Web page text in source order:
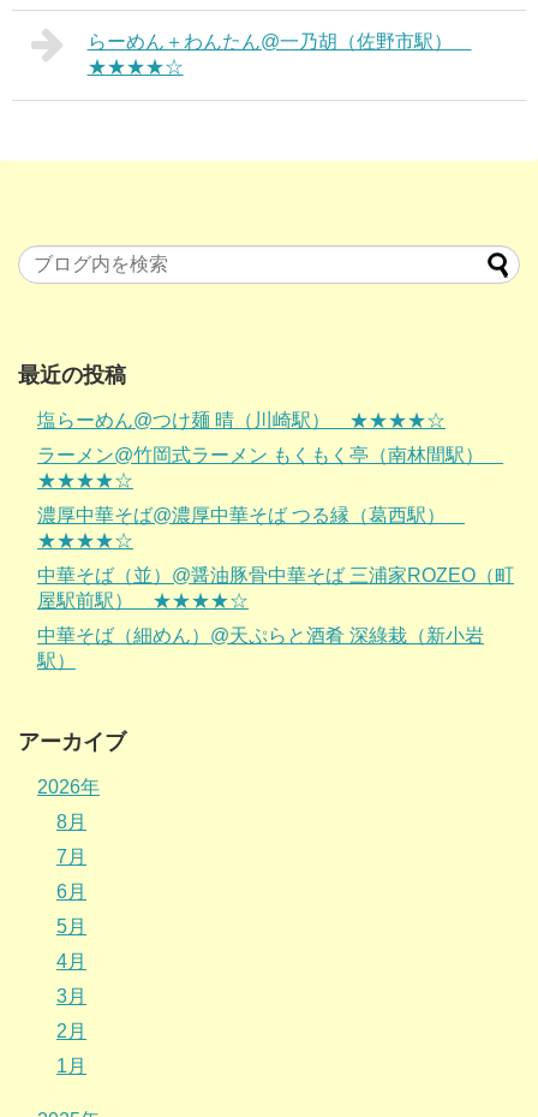
らーめん＋わんたん@一乃胡（佐野市駅）
★★★★☆
最近の投稿
塩らーめん@つけ麺 晴（川崎駅） ★★★★☆
ラーメン@竹岡式ラーメン もくもく亭（南林間駅）
★★★★☆
濃厚中華そば@濃厚中華そば つる縁（葛西駅）
★★★★☆
中華そば（並）@醤油豚骨中華そば 三浦家ROZEO（町
屋駅前駅） ★★★★☆
中華そば（細めん）@天ぷらと酒肴 深綠栽（新小岩
駅）
アーカイブ
2026年
8月
7月
6月
5月
4月
3月
2月
1月